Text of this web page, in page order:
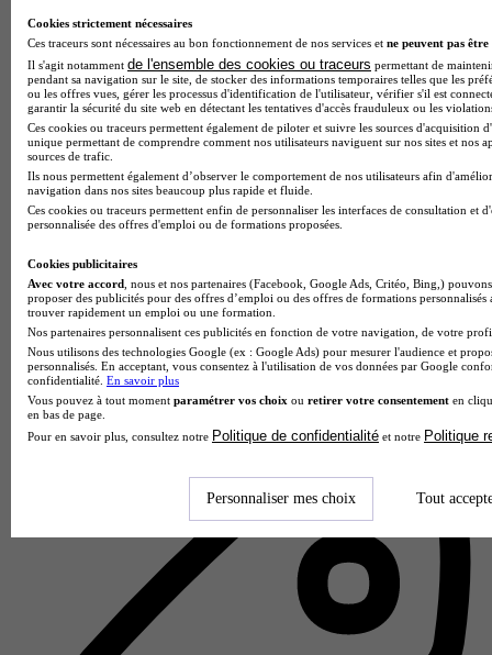
Talis Bordeaux
Aucun avis
Bordeaux
Cookies strictement nécessaires
Ces traceurs sont nécessaires au bon fonctionnement de nos services et ne peuvent pas être
Il s'agit notamment de l'ensemble des cookies ou traceurs permettant de
pendant sa navigation sur le site, de stocker des informations temporaires telles que les
ou les offres vues, gérer les processus d'identification de l'utilisateur, vérifier s'il est
garantir la sécurité du site web en détectant les tentatives d'accès frauduleux ou les
Ces cookies ou traceurs permettent également de piloter et suivre les sources d'acquisition
unique permettant de comprendre comment nos utilisateurs naviguent sur nos sites et nos
sources de trafic.
Ils nous permettent également d’observer le comportement de nos utilisateurs afin
navigation dans nos sites beaucoup plus rapide et fluide.
Ces cookies ou traceurs permettent enfin de personnaliser les interfaces de consultation et
personnalisée des offres d'emploi ou de formations proposées.
Cookies publicitaires
Avec votre accord , nous et nos partenaires (Facebook, Google Ads, Critéo, Bing,)
proposer des publicités pour des offres d’emploi ou des offres de formations
trouver rapidement un emploi ou une formation.
Nos partenaires personnalisent ces publicités en fonction de votre navigation, de votre
Nous utilisons des technologies Google (ex : Google Ads) pour mesurer l'audience et
personnalisés. En acceptant, vous consentez à l'utilisation de vos données par Google
confidentialité. En savoir plus
Vous pouvez à tout moment paramétrer vos choix ou retirer votre consentement en
en bas de page.
Pour en savoir plus, consultez notre Politique de confidentialité et notre Politique
Personnaliser mes choix Tout